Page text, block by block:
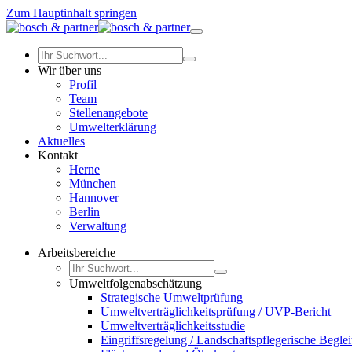
Zum Hauptinhalt springen
Wir über uns
Profil
Team
Stellenangebote
Umwelterklärung
Aktuelles
Kontakt
Herne
München
Hannover
Berlin
Verwaltung
Arbeitsbereiche
Umweltfolgenabschätzung
Strategische Umweltprüfung
Umweltverträglichkeitsprüfung / UVP-Bericht
Umweltverträglichkeitsstudie
Eingriffsregelung / Landschaftspflegerische